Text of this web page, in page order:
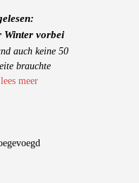
Winter vorbei
auch keine 50
brauchte
lees meer